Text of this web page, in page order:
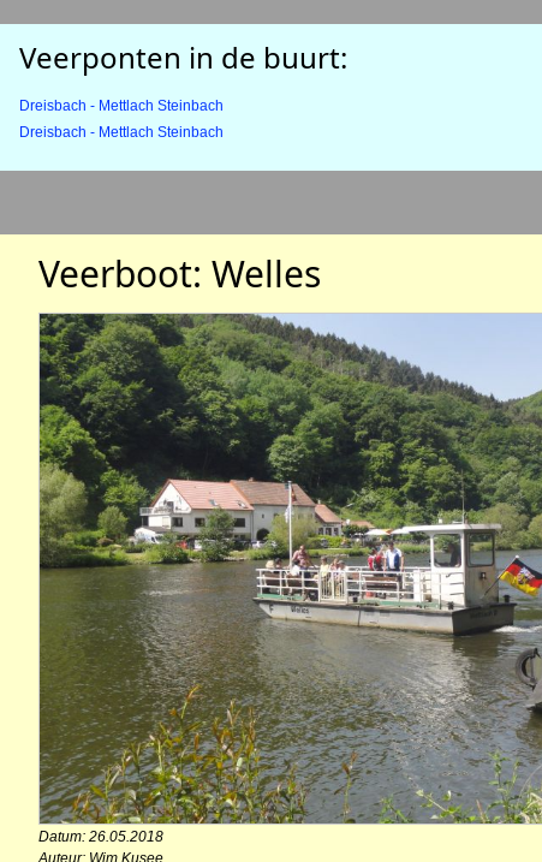
Veerponten in de buurt:
Dreisbach - Mettlach Steinbach
Dreisbach - Mettlach Steinbach
Veerboot: Welles
Datum: 26.05.2018